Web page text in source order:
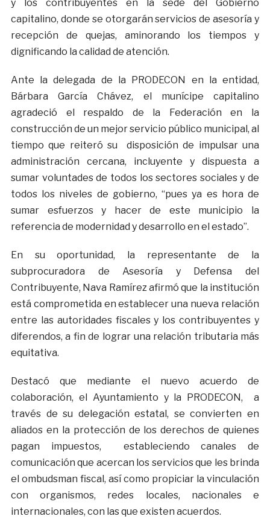
y los contribuyentes en la sede del Gobierno
capitalino, donde se otorgarán servicios de asesoría y
recepción de quejas, aminorando los tiempos y
dignificando la calidad de atención.
Ante la delegada de la PRODECON en la entidad,
Bárbara García Chávez, el munícipe capitalino
agradeció el respaldo de la Federación en la
construcción de un mejor servicio público municipal, al
tiempo que reiteró su disposición de impulsar una
administración cercana, incluyente y dispuesta a
sumar voluntades de todos los sectores sociales y de
todos los niveles de gobierno, “pues ya es hora de
sumar esfuerzos y hacer de este municipio la
referencia de modernidad y desarrollo en el estado”.
En su oportunidad, la representante de la
subprocuradora de Asesoría y Defensa del
Contribuyente, Nava Ramírez afirmó que la institución
está comprometida en establecer una nueva relación
entre las autoridades fiscales y los contribuyentes y
diferendos, a fin de lograr una relación tributaria más
equitativa.
Destacó que mediante el nuevo acuerdo de
colaboración, el Ayuntamiento y la PRODECON, a
través de su delegación estatal, se convierten en
aliados en la protección de los derechos de quienes
pagan impuestos, estableciendo canales de
comunicación que acercan los servicios que les brinda
el ombudsman fiscal, así como propiciar la vinculación
con organismos, redes locales, nacionales e
internacionales, con las que existen acuerdos.